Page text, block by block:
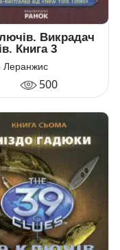
Викрадач
Книга 3
Леранжис
500